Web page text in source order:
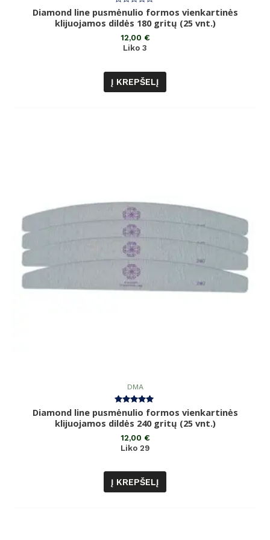
Įvertinimas:
0
iš
Diamond line pusmėnulio formos vienkartinės
klijuojamos dildės 180 gritų (25 vnt.)
12,00 €
Liko 3
Į KREPŠELĮ
DMA
Įvertinimas:
5.00
iš 5
Diamond line pusmėnulio formos vienkartinės
klijuojamos dildės 240 gritų (25 vnt.)
12,00 €
Liko 29
Į KREPŠELĮ